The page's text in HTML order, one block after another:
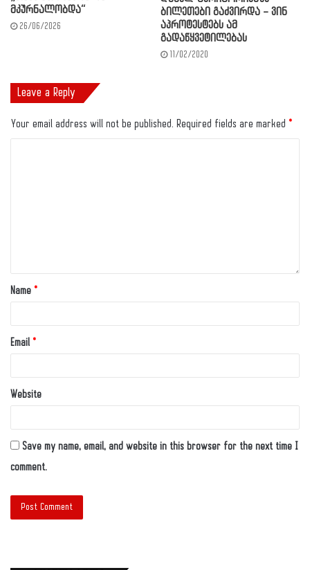
მკურნალობდა“
26/06/2026
ბილეთები გაძვირდა – ვინ
აპროტესტებს ამ
გადაწყვეტილებას
11/02/2020
Leave a Reply
Your email address will not be published. Required fields are marked *
Name *
Email *
Website
Save my name, email, and website in this browser for the next time I
comment.